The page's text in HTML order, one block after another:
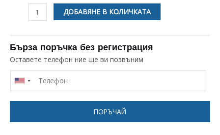
количество
ПОЧИСТВАЩ
ПРЕПАРАТ
Wpro
ЗА
ПЕРАЛНЯ
UNIVERSAL
ДОБАВЯНЕ В КОЛИЧКАТА
Бърза поръчка без регистрация
Оставете телефон ние ще ви позвъним
ПОРЪЧАЙ